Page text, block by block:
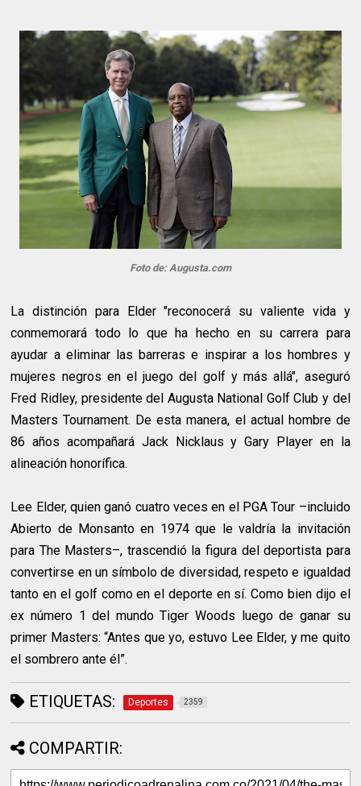
Foto de: Augusta.com
La distinción para Elder "reconocerá su valiente vida y
conmemorará todo lo que ha hecho en su carrera para
ayudar a eliminar las barreras e inspirar a los hombres y
mujeres negros en el juego del golf y más allá", aseguró
Fred Ridley, presidente del Augusta National Golf Club y del
Masters Tournament. De esta manera, el actual hombre de
86 años acompañará Jack Nicklaus y Gary Player en la
alineación honorífica.
Lee Elder, quien ganó cuatro veces en el PGA Tour –incluido
Abierto de Monsanto en 1974 que le valdría la invitación
para The Masters–, trascendió la figura del deportista para
convertirse en un símbolo de diversidad, respeto e igualdad
tanto en el golf como en el deporte en sí. Como bien dijo el
ex número 1 del mundo Tiger Woods luego de ganar su
primer Masters: “Antes que yo, estuvo Lee Elder, y me quito
el sombrero ante él”.
ETIQUETAS: Deportes 2359
COMPARTIR: